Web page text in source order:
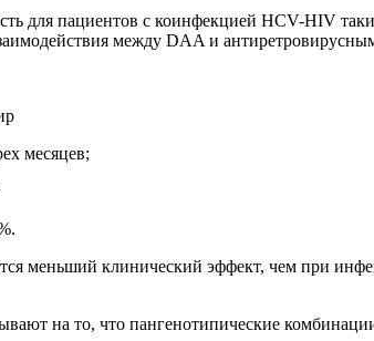
для пациентов с коинфекцией HCV-HIV
между DAA и
месяцев;
меньший клинический эффект, чем при
на то, что пангенотипические